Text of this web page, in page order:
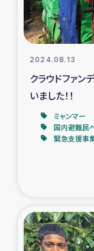
イ
ガザ空爆
ガザ地
2024.08.13
クラウドファン
いました！！
ミャンマー
国内避難民
緊急支援事